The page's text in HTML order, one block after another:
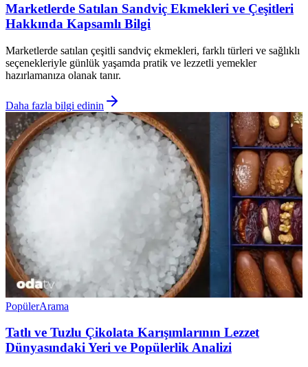
Marketlerde Satılan Sandviç Ekmekleri ve Çeşitleri
Hakkında Kapsamlı Bilgi
Marketlerde satılan çeşitli sandviç ekmekleri, farklı türleri ve sağlıklı
seçenekleriyle günlük yaşamda pratik ve lezzetli yemekler
hazırlamanıza olanak tanır.
Daha fazla bilgi edinin
PopülerArama
Tatlı ve Tuzlu Çikolata Karışımlarının Lezzet
Dünyasındaki Yeri ve Popülerlik Analizi